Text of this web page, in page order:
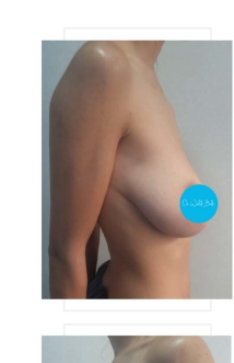
View
Larger
Image